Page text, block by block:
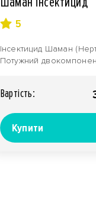
5
Інсектицид Шаман
Потужний
Вартiсть:
Купити